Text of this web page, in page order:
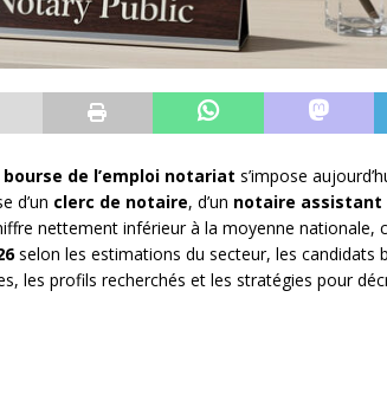
bourse de l’emploi notariat s’impose
d’un clerc de notaire, d’un notaire assistant
nettement inférieur à la moyenne nationale,
selon les estimations du secteur, les candidats
les profils recherchés et les stratégies pour